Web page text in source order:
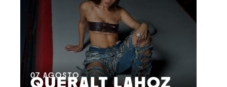
07 AGOSTO
QUERALT LAHOZ